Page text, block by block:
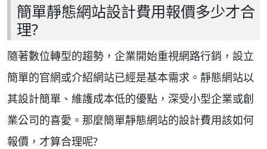
簡單靜態網站設計費用報價多少才合
理?
隨著數位轉型的趨勢，企業開始重視網路行銷，設立
簡單的官網或介紹網站已經是基本需求。靜態網站以
其設計簡單、維護成本低的優點，深受小型企業或創
業公司的喜愛。那麼簡單靜態網站的設計費用該如何
報價，才算合理呢?